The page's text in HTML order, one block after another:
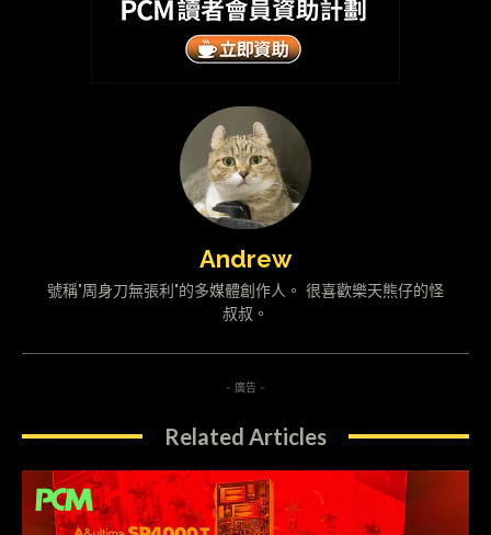
Andrew
號稱"周身刀無張利"的多媒體創作人。 很喜歡樂天熊仔的怪
叔叔。
- 廣告 -
Related Articles